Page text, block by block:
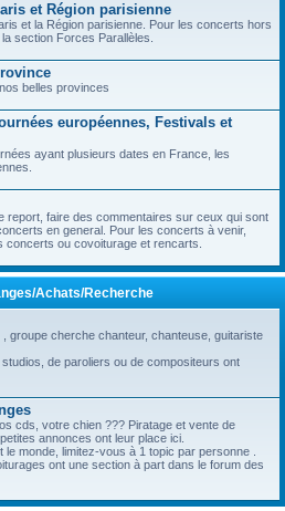
et Région parisienne
et la Région parisienne. Pour les concerts hors
section Forces Parallèles.
belles provinces
européennes, Festivals et
ayant plusieurs dates en France, les
report, faire des commentaires sur ceux qui sont
en general. Pour les concerts à venir,
concerts ou covoiturage et rencarts.
Achats/Recherche
groupe cherche chanteur, chanteuse, guitariste
de paroliers ou de compositeurs ont
cds, votre chien ??? Piratage et vente de
annonces ont leur place ici.
monde, limitez-vous à 1 topic par personne .
ont une section à part dans le forum des